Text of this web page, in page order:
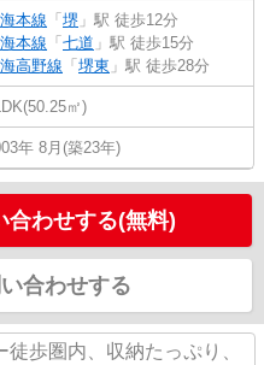
本線 「 堺 」駅 徒歩12分
本線 「 七道 」駅 徒歩15分
高野線 「 堺東 」駅 徒歩28分
㎡)
年 8月(築23年)
合わせする(無料)
合わせする
歩圏内、収納たっぷり、